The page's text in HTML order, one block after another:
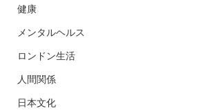
健康
メンタルヘルス
ロンドン生活
人間関係
日本文化